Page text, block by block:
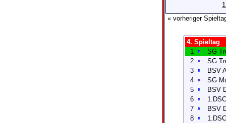
« vorheriger
4. Spieltag
1
SG
2
SG
3
BSV
4
SG
5
BSV
6
7
BSV
8